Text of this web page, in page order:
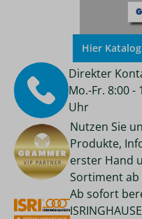
Hier
Direkter
Mo.-Fr. 8:00 -
Uhr
Nutzen Sie
Produkte,
erster Hand
Sortiment ab
Ab sofort